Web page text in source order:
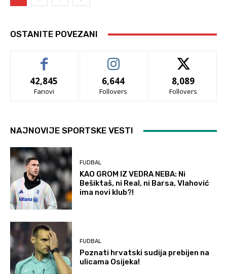
OSTANITE POVEZANI
42,845
Fanovi
6,644
Follovers
8,089
Follovers
NAJNOVIJE SPORTSKE VESTI
FUDBAL
KAO GROM IZ VEDRA NEBA: Ni
Bešiktaš, ni Real, ni Barsa, Vlahović
ima novi klub?!
FUDBAL
Poznati hrvatski sudija prebijen na
ulicama Osijeka!